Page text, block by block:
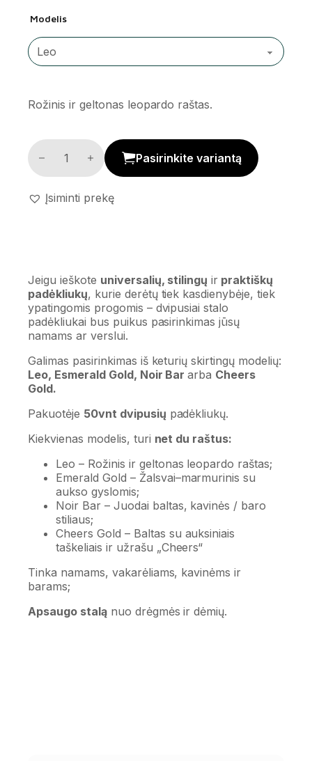
Modelis
Rožinis ir geltonas leopardo raštas.
Dvipusiai stalo padėkliukai kiekis
Pasirinkite variantą
Įsiminti prekę
Jeigu ieškote universalių, stilingų ir praktiškų
padėkliukų, kurie derėtų tiek kasdienybėje, tiek
ypatingomis progomis – dvipusiai stalo
padėkliukai bus puikus pasirinkimas jūsų
namams ar verslui.
Galimas pasirinkimas iš keturių skirtingų modelių:
Leo, Esmerald Gold, Noir Bararba Cheers
Gold.
Pakuotėje 50vnt dvipusių padėkliukų.
Kiekvienas modelis, turi net du raštus:
Leo – Rožinis ir geltonas leopardo raštas;
Emerald Gold – Žalsvai–marmurinis su
aukso gyslomis;
Noir Bar – Juodai baltas, kavinės / baro
stiliaus;
Cheers Gold – Baltas su auksiniais
taškeliais ir užrašu „Cheers“
Tinka namams, vakarėliams, kavinėms ir
barams;
Apsaugo staląnuo drėgmės ir dėmių.